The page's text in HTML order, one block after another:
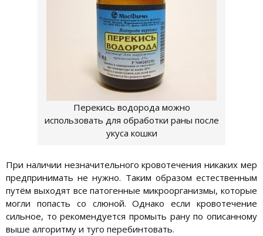
Перекись водорода можно
использовать для обработки раны после
укуса кошки
При наличии незначительного кровотечения никаких мер
предпринимать не нужно. Таким образом естественным
путём выходят все патогенные микроорганизмы, которые
могли попасть со слюной. Однако если кровотечение
сильное, то рекомендуется промыть рану по описанному
выше алгоритму и туго перебинтовать.